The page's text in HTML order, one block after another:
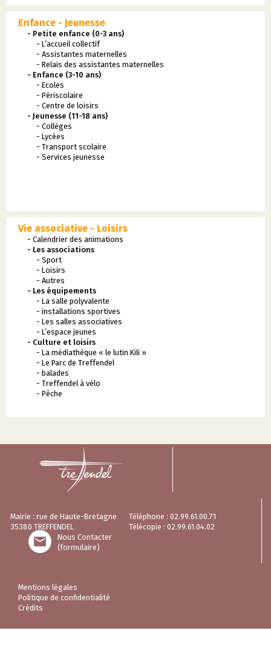
Enfance - Jeunesse
- Petite enfance (0-3 ans)
- L’accueil collectif
- Assistantes maternelles
- Relais des assistantes maternelles
- Enfance (3-10 ans)
- Ecoles
- Périscolaire
- Centre de loisirs
- Jeunesse (11-18 ans)
- Collèges
- Lycées
- Transport scolaire
- Services jeunesse
Vie associative - Loisirs
- Calendrier des animations
- Les associations
- Sport
- Loisirs
- Autres
- Les équipements
- La salle polyvalente
- installations sportives
- Les salles associatives
- L’espace jeunes
- Culture et loisirs
- La médiathèque « le lutin Kili »
- Le Parc de Treffendel
- balades
- Treffendel à vélo
- Pêche
Mairie : rue de Haute-Bretagne
35380 TREFFENDEL
Téléphone : 02.99.61.00.71
Télécopie : 02.99.61.04.02

Nous Contacter
(formulaire)
Mentions légales
Politique de confidentialité
Crédits